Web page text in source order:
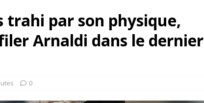
trahi par son physique,
Arnaldi dans le dernier
0